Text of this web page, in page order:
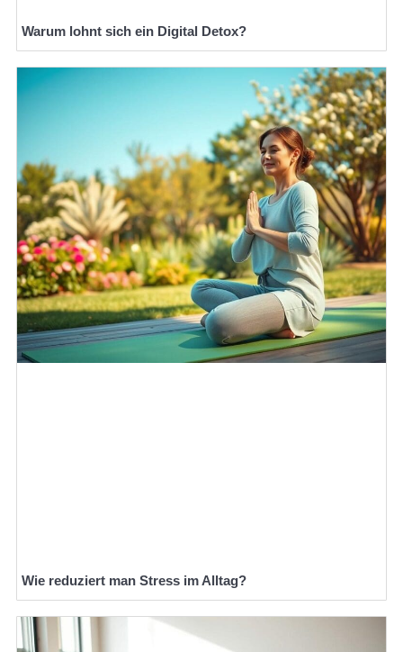
Warum lohnt sich ein Digital Detox?
Wie reduziert man Stress im Alltag?